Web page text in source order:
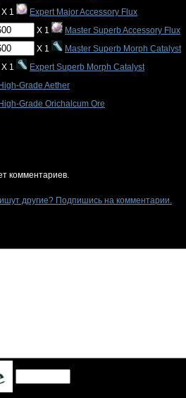
X 1
Expert Major Accessory Flux
X 1
Master Superb Accessory Flux
X 1
Master Superb Morph Catalyst
X 1
Expert Superb Morph Catalyst
High-Grade Aether
High-Grade Orichalcum Ore
комментариев.
другие? Подпишись на комментарии.